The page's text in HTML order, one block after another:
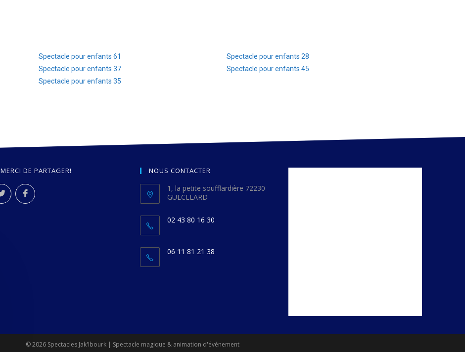
Spectacle pour enfants 61
Spectacle pour enfants 37
Spectacle pour enfants 35
Spectacle pour enfants 28
Spectacle pour enfants 45
MERCI DE PARTAGER! NOUS CONTACTER
1, la petite soufflardière 72230
GUECELARD
02 43 80 16 30
06 11 81 21 38
© 2026 Spectacles Jak'Ibourk | Spectacle magique & animation d'évènement